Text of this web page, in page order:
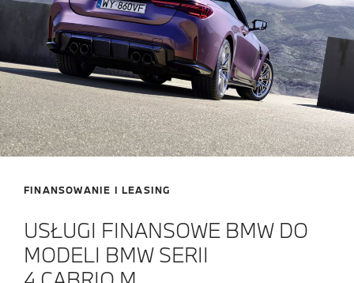
FINANSOWANIE I LEASING
USŁUGI FINANSOWE BMW DO
MODELI BMW SERII